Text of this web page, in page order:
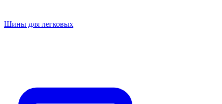
Шины для легковых